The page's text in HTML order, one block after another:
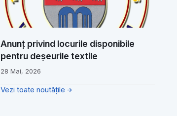
Anunț privind locurile disponibile
pentru deșeurile textile
28 Mai, 2026
Vezi toate noutățile